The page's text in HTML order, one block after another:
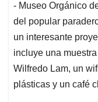
- Museo Orgánico
del popular
un interesante
incluye una
Wilfredo Lam, un
plásticas y un café